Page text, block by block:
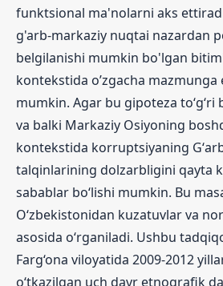
funktsional ma'nolarni aks
g'arb-markaziy nuqtai nazardan
belgilanishi mumkin bo'lgan
kontekstida o’zgacha mazmunga
mumkin. Agar bu gipoteza toʻgʻri
va balki Markaziy Osiyoning
kontekstida korruptsiyaning
talqinlarining dolzarbligini qayta
sabablar boʻlishi mumkin. Bu
O‘zbekistonidan kuzatuvlar va
asosida o‘rganiladi. Ushbu
Farg‘ona viloyatida 2009-2012
o‘tkazilgan uch davr etnografik